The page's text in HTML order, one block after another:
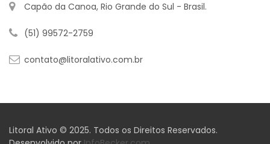
Capão da Canoa, Rio Grande do Sul - Brasil.
(51) 99572-2759
contato@litoralativo.com.br
Litoral Ativo © 2025. Todos os Direitos Reservados.